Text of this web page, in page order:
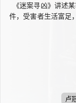
《迷案寻凶》讲述
件，受害者生活富足
在追查中发现，一
集，逐渐把阴暗念头
卢